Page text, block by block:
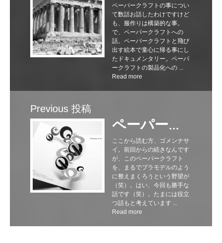
ペーパークラフトの事につい
て数話お話したわけですけど
も、服作りは構築的な事。
で、ペーパークラフトへの
話。ペーパークラフトと飛び
出す絵本で童心に帰る事にし
たドキュメンタリー。ペーパ
ークラフトの製品化への ...
Read more
Previous 投稿
ペーパークラフトの製品化へのこだわり過ぎのコダワリ。
ここから読む方、ゴメンナサ
イ。前回からの続きなんです
が、このペーパークラフト
を、まるでプラモデルのよう
に整えまくろうという野望が
（笑）。はい、今回も勝手な
話です（笑）。たまには役立
つ話もと考えています ...
Read more